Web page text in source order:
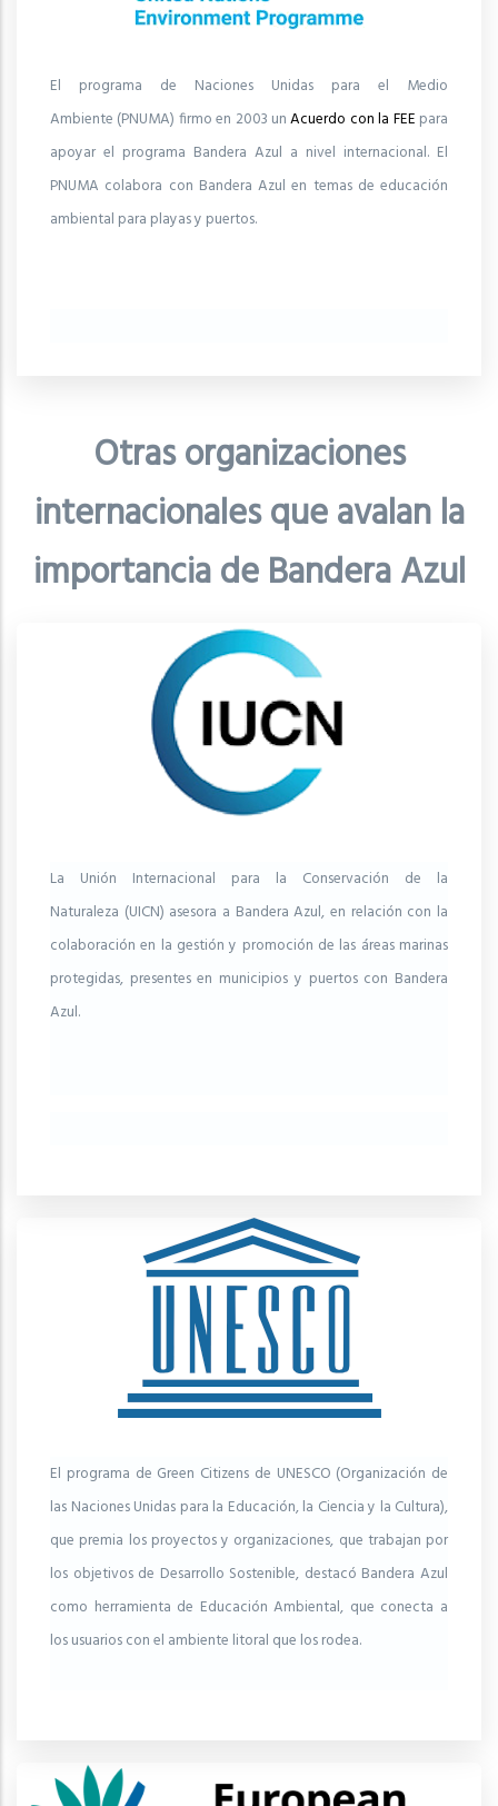
El programa de Naciones Unidas para el Medio
Ambiente (PNUMA) firmo en 2003 unAcuerdo con la FEE para
apoyar el programa Bandera Azul a nivel internacional. El
PNUMA colabora con Bandera Azul en temas de educación
ambiental para playas y puertos.
Otras organizaciones
internacionales que avalan la
importancia de Bandera Azul
La Unión Internacional para la Conservación de la
Naturaleza (UICN) asesora a Bandera Azul, en relación con la
colaboración en la gestión y promoción de las áreas marinas
protegidas, presentes en municipios y puertos con Bandera
Azul.
El programa de Green Citizens de UNESCO (Organización de
las Naciones Unidas para la Educación, la Ciencia y la Cultura),
que premia los proyectos y organizaciones, que trabajan por
los objetivos de Desarrollo Sostenible, destacó Bandera Azul
como herramienta de Educación Ambiental, que conecta a
los usuarios con el ambiente litoral que los rodea.